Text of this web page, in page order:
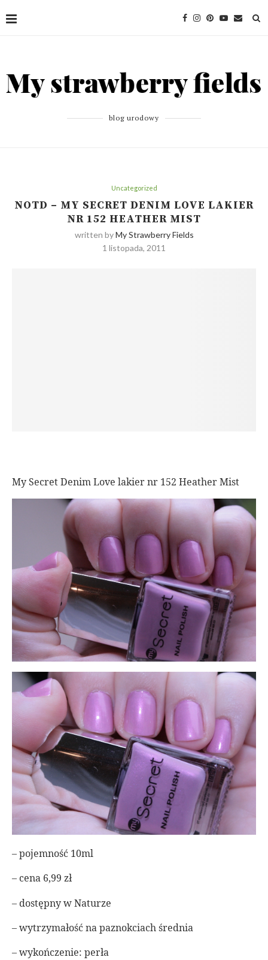
blog urodowy
Uncategorized
NOTD – MY SECRET DENIM LOVE LAKIER
NR 152 HEATHER MIST
written byMy Strawberry Fields
1 listopada, 2011
My Secret Denim Love lakier nr 152 Heather Mist
– pojemność 10ml
– cena 6,99 zł
– dostępny w Naturze
– wytrzymałość na paznokciach średnia
– wykończenie: perła